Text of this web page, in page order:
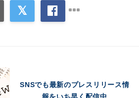
SNSでも最新のプレスリリース情
報をいち早く配信中